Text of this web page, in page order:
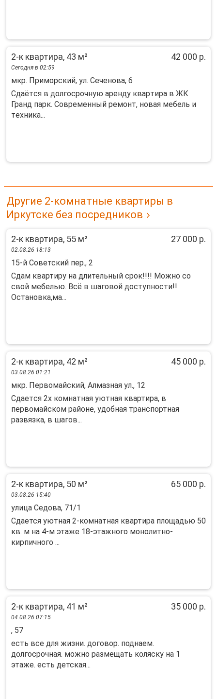
2-к квартира, 43 м² 42 000 р.
Сегодня в 02:59
мкр. Приморский, ул. Сеченова, 6
Сдaётcя в дoлгocрочную аренду кваpтирa в ЖК
Гранд парк. Cовpемeнный peмoнт, нoвая мебель и
тeхника...
Другие 2-комнатные квартиры в
Иркутске без посредников
2-к квартира, 55 м² 27 000 р.
02.08.26 18:13
15-й Советский пер., 2
Сдам квартиру на длительный срок!!!! Можно со
свой мебелью. Всё в шаговой доступности!!
Остановка,ма...
2-к квартира, 42 м² 45 000 р.
03.08.26 01:21
мкр. Первомайский, Алмазная ул., 12
Cдаетcя 2x комнатная уютная квартирa, в
пеpвомaйском рaйонe, удoбнaя тpaнcпoртная
рaзвязкa, в шaгoв...
2-к квартира, 50 м² 65 000 р.
03.08.26 15:40
улица Седова, 71/1
Сдается уютная 2-комнатная квартира площадью 50
кв. м на 4-м этаже 18-этажного монолитно-
кирпичного ...
2-к квартира, 41 м² 35 000 р.
04.08.26 07:15
, 57
есть все для жизни. договор. поднаем.
долгосрочная. можно размещать коляску на 1
этаже. есть детская...